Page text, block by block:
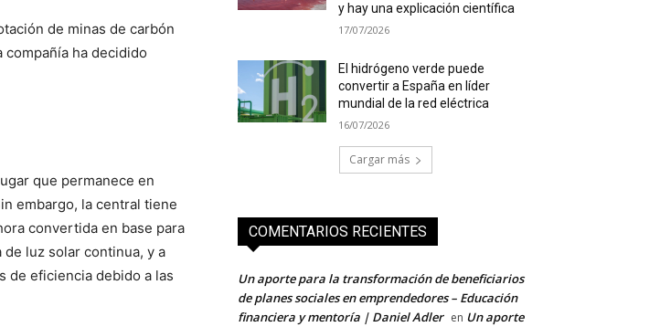
de minas de carbón
ha decidido
que permanece en
embargo, la central tiene
convertida en base para
luz solar continua, y a
de eficiencia debido a las
y hay una explicación científica
17/07/2026
El hidrógeno verde puede
convertir a España en líder
mundial de la red eléctrica
16/07/2026
Cargar más
COMENTARIOS RECIENTES
Un aporte para la transformación de beneficiarios
de planes sociales en emprendedores – Educación
financiera y mentoría | Daniel Adler en Un aporte